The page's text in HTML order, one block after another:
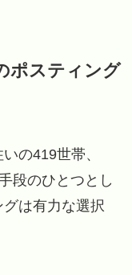
ポスティング
の419世帯、
段のひとつとし
は有力な選択